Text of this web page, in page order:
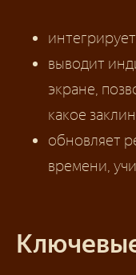
выводит
экране,
какое
обновляет
времени,